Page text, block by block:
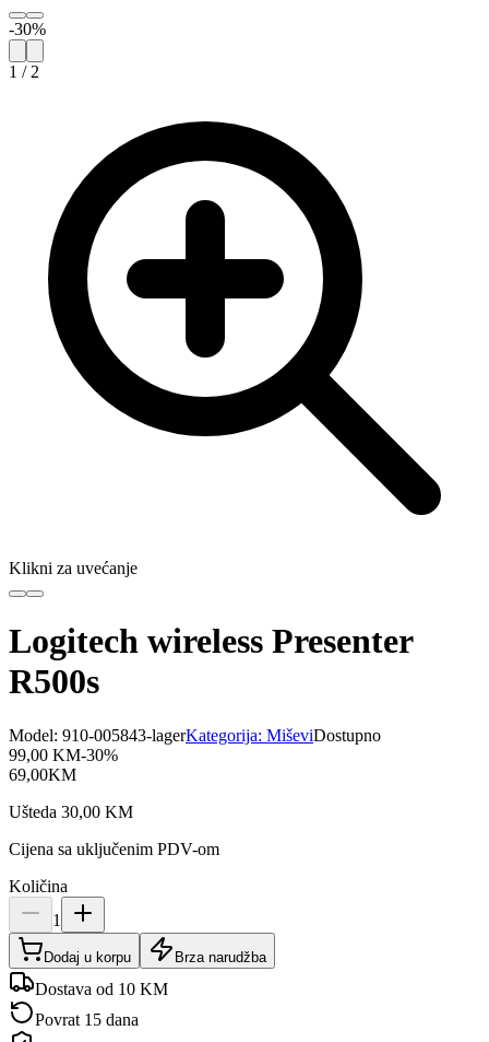
-30%
1 / 2
Klikni za uvećanje
Logitech wireless Presenter
R500s
Model: 910-005843-lagerKategorija: MiševiDostupno
99,00 KM-30%
69,00KM
Ušteda 30,00 KM
Cijena sa uključenim PDV-om
Količina
1
Dodaj u korpu Brza narudžba
Dostava od 10 KM
Povrat 15 dana